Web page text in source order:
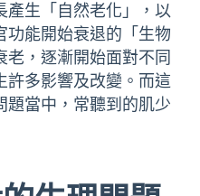
產生「自然老化」，以
功能開始衰退的「生物
老，逐漸開始面對不同
許多影響及改變。而這
題當中，常聽到的肌少